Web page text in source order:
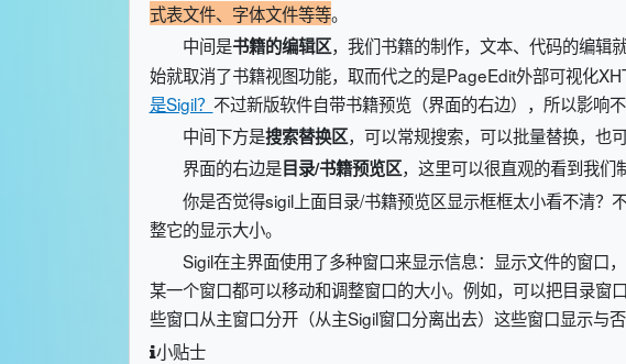
式表文件、字体文件等等。
中间是书籍的编辑区，我们书籍的制作，文本、代码的编辑
始就取消了书籍视图功能，取而代之的是PageEdit外部可视化
是Sigil？ 不过新版软件自带书籍预览（界面的右边），所以影响
中间下方是搜索替换区，可以常规搜索，可以批量替换，也
界面的右边是目录/书籍预览区，这里可以很直观的看到我们
你是否觉得sigil上面目录/书籍预览区显示框框太小看不清
整它的显示大小。
Sigil在主界面使用了多种窗口来显示信息：显示文件的窗口
某一个窗口都可以移动和调整窗口的大小。例如，可以把目录窗
些窗口从主窗口分开（从主Sigil窗口分离出去）这些窗口显示与
小贴士